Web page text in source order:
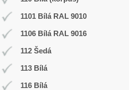
1101 Bílá RAL 9010
1106 Bílá RAL 9016
112 Šedá
113 Bílá
116 Bílá